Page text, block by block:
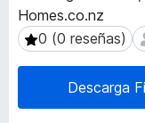
Homes.co.nz
0 (0 reseñas)
0 (0 reseñas)
Descarga
d
e
a
x